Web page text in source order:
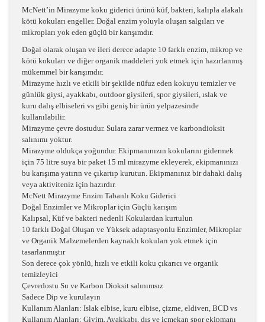
McNett’in Mirazyme koku giderici ürünü küf, bakteri, kalıpla alakalı
kötü kokuları engeller. Doğal enzim yoluyla oluşan salgıları ve
mikropları yok eden güçlü bir karışımdır.
Doğal olarak oluşan ve ileri derece adapte 10 farklı enzim, mikrop ve
kötü kokuları ve diğer organik maddeleri yok etmek için hazırlanmış
mükemmel bir karışımdır.
Mirazyme hızlı ve etkili bir şekilde nüfuz eden kokuyu temizler ve
günlük giysi, ayakkabı, outdoor giysileri, spor giysileri, ıslak ve
kuru dalış elbiseleri vs gibi geniş bir ürün yelpazesinde
kullanılabilir.
Mirazyme çevre dostudur. Sulara zarar vermez ve karbondioksit
salınımı yoktur.
Mirazyme oldukça yoğundur. Ekipmanınızın kokularını gidermek
için 75 litre suya bir paket 15 ml mirazyme ekleyerek, ekipmanınızı
bu karışıma yatırın ve çıkartıp kurutun. Ekipmanınız bir dahaki dalış
veya aktiviteniz için hazırdır.
McNett Mirazyme Enzim Tabanlı Koku Giderici
Doğal Enzimler ve Mikroplar için Güçlü karışım
Kalıpsal, Küf ve bakteri nedenli Kokulardan kurtulun
10 farklı Doğal Oluşan ve Yüksek adaptasyonlu Enzimler, Mikroplar
ve Organik Malzemelerden kaynaklı kokuları yok etmek için
tasarlanmıştır
Son derece çok yönlü, hızlı ve etkili koku çıkarıcı ve organik
temizleyici
Çevredostu Su ve Karbon Dioksit salınımsız
Sadece Dip ve kurulayın
Kullanım Alanları: Islak elbise, kuru elbise, çizme, eldiven, BCD vs
Kullanım Alanları: Giyim, Ayakkabı, dış ve içmekan spor ekipmanı